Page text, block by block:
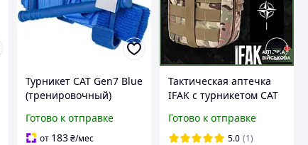
Турникет CAT Gen7 Blue
(тренировочный)
Готово к отправке
от 183 ₴/мес
Тактическая аптечка
IFAK с турникетом CAT
Готово к отправке
5.0 (1)